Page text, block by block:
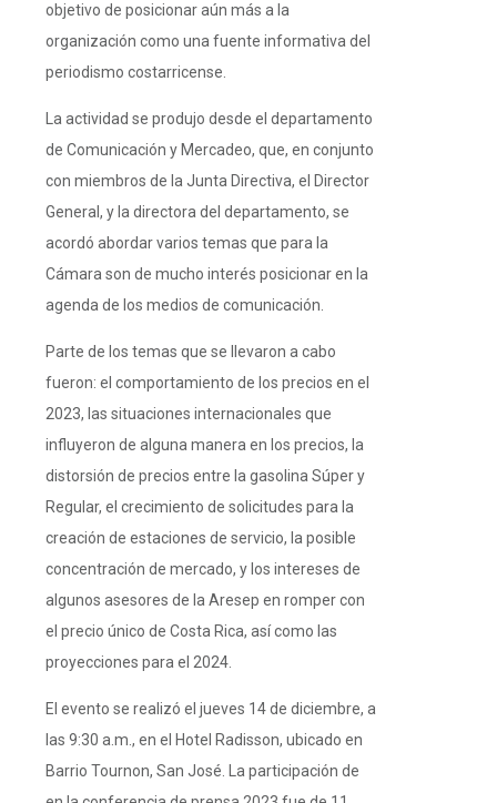
objetivo de posicionar aún más a la
organización como una fuente informativa del
periodismo costarricense.
La actividad se produjo desde el departamento
de Comunicación y Mercadeo, que, en conjunto
con miembros de la Junta Directiva, el Director
General, y la directora del departamento, se
acordó abordar varios temas que para la
Cámara son de mucho interés posicionar en la
agenda de los medios de comunicación.
Parte de los temas que se llevaron a cabo
fueron: el comportamiento de los precios en el
2023, las situaciones internacionales que
influyeron de alguna manera en los precios, la
distorsión de precios entre la gasolina Súper y
Regular, el crecimiento de solicitudes para la
creación de estaciones de servicio, la posible
concentración de mercado, y los intereses de
algunos asesores de la Aresep en romper con
el precio único de Costa Rica, así como las
proyecciones para el 2024.
El evento se realizó el jueves 14 de diciembre, a
las 9:30 a.m., en el Hotel Radisson, ubicado en
Barrio Tournon, San José. La participación de